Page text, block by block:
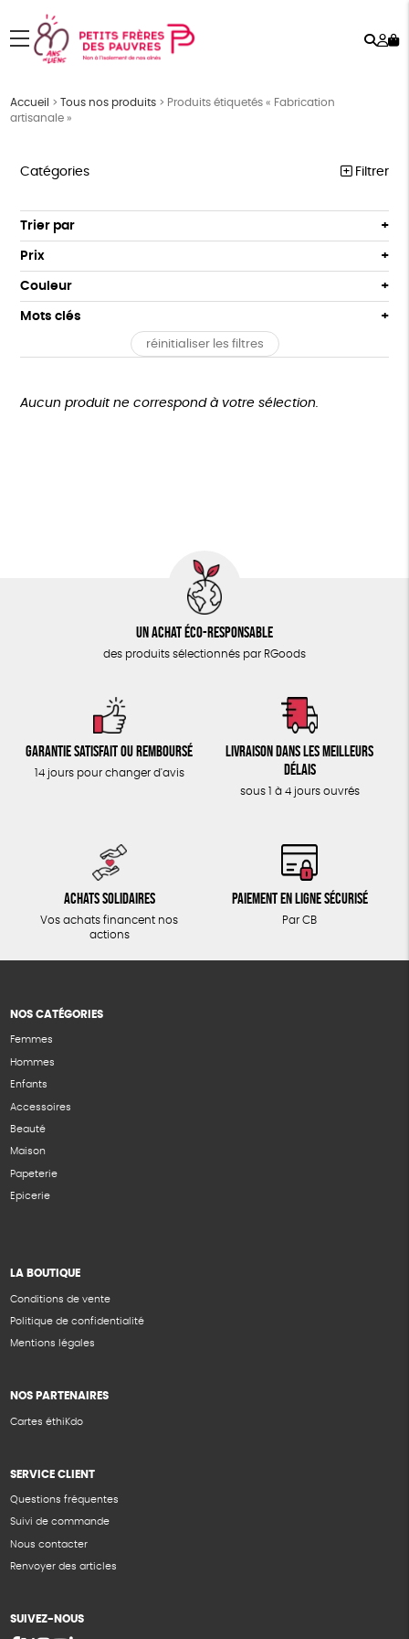
menu
Accueil >Tous nos produits > Produits étiquetés « Fabrication
artisanale »
Catégories Filtrer
PÂQUES
FEMMES
HOMMES
ENFANTS
ACCESSOIRES
Trier par
Par défaut
Popularité
Prix : du - cher au + cher
Prix : du + cher au - cher
Prix
Tous
0 € - 50 €
Plus de 200€
Couleur
Blanc Pur
vert
vert amande violet
Mots clés
Fabriqué en France Agriculture Biologique
réinitialiser les filtres
Aucun produit ne correspond à votre sélection.
Un achat éco-responsable
des produits sélectionnés par RGoods
Garantie satisfait ou remboursé
14 jours pour changer d'avis
Livraison dans les meilleurs
délais
sous 1 à 4 jours ouvrés
Achats solidaires
Vos achats financent nos
actions
Paiement en ligne sécurisé
Par CB
NOS CATÉGORIES
Femmes
Hommes
Enfants
Accessoires
Beauté
Maison
Papeterie
Epicerie
LA BOUTIQUE
Conditions de vente
Politique de confidentialité
Mentions légales
NOS PARTENAIRES
Cartes éthiKdo
SERVICE CLIENT
Questions fréquentes
Suivi de commande
Nous contacter
Renvoyer des articles
SUIVEZ-NOUS